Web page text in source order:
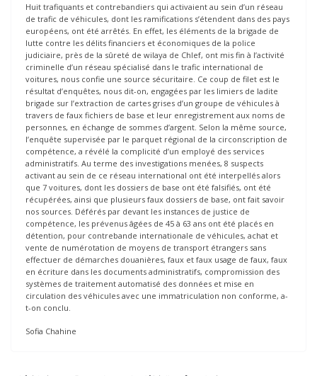
Huit trafiquants et contrebandiers qui activaient au sein d’un réseau
de trafic de véhicules, dont les ramifications s’étendent dans des pays
européens, ont été arrêtés. En effet, les éléments de la brigade de
lutte contre les délits financiers et économiques de la police
judiciaire, près de la sûreté de wilaya de Chlef, ont mis fin à l’activité
criminelle d’un réseau spécialisé dans le trafic international de
voitures, nous confie une source sécuritaire. Ce coup de filet est le
résultat d’enquêtes, nous dit-on, engagées par les limiers de ladite
brigade sur l’extraction de cartes grises d’un groupe de véhicules à
travers de faux fichiers de base et leur enregistrement aux noms de
personnes, en échange de sommes d’argent. Selon la même source,
l’enquête supervisée par le parquet régional de la circonscription de
compétence, a révélé la complicité d’un employé des services
administratifs. Au terme des investigations menées, 8 suspects
activant au sein de ce réseau international ont été interpellés alors
que 7 voitures, dont les dossiers de base ont été falsifiés, ont été
récupérées, ainsi que plusieurs faux dossiers de base, ont fait savoir
nos sources. Déférés par devant les instances de justice de
compétence, les prévenus âgées de 45 à 63 ans ont été placés en
détention, pour contrebande internationale de véhicules, achat et
vente de numérotation de moyens de transport étrangers sans
effectuer de démarches douanières, faux et faux usage de faux, faux
en écriture dans les documents administratifs, compromission des
systèmes de traitement automatisé des données et mise en
circulation des véhicules avec une immatriculation non conforme, a-
t-on conclu.
Sofia Chahine